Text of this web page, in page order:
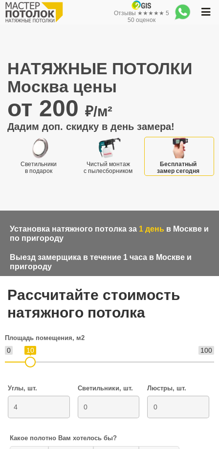
Отзывы ★★★★★ 5
50 оценок
НАТЯЖНЫЕ ПОТОЛКИ
Москва цены
от 200 ₽/м²
Дадим доп. скидку в день замера!
Светильники
в подарок
Чистый монтаж
с пылесборником
Бесплатный
замер сегодня
Установка натяжного потолка за 1 день в Москве и
по пригороду
Выезд замерщика в течение 1 часа в Москве и
пригороду
Рассчитайте стоимость
натяжного потолка
Площадь помещения, м2
0 100
10
Углы, шт. Светильники, шт. Люстры, шт.
Какое полотно Вам хотелось бы?